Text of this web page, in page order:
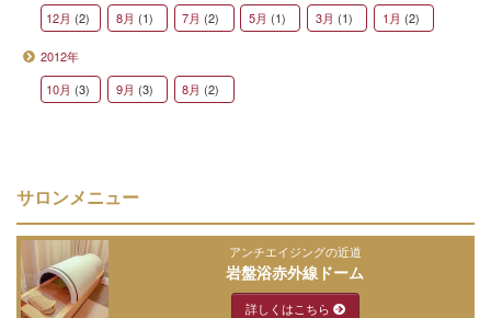
12月 (2) 8月 (1) 7月 (2) 5月 (1) 3月 (1) 1月 (2)
2012年
10月 (3) 9月 (3) 8月 (2)
サロンメニュー
アンチエイジングの近道
岩盤浴赤外線ドーム
詳しくはこちら